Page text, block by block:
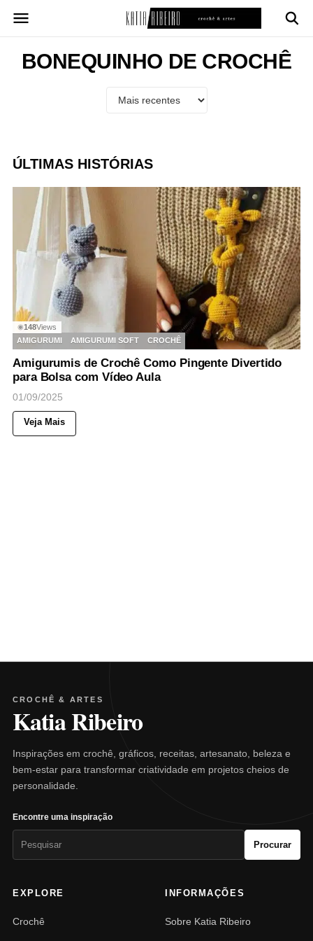
para
conteúdoBONEQUINHO DE CROCHÊ
ÚLTIMAS HISTÓRIAS
◉148Views
AMIGURUMI
AMIGURUMI SOFT CROCHÊ
Amigurumis de Crochê Como Pingente Divertido
para Bolsa com Vídeo Aula
01/09/2025
Veja Mais
CROCHÊ & ARTES
Katia Ribeiro
Inspirações em crochê, gráficos, receitas, artesanato, beleza e
bem-estar para transformar criatividade em projetos cheios de
personalidade.
Encontre uma inspiração
Procurar
EXPLORE
Crochê
INFORMAÇÕES
Sobre Katia Ribeiro